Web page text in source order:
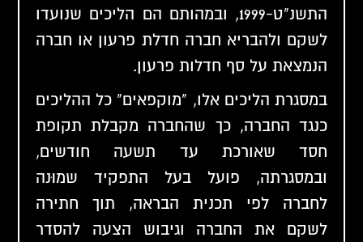
התשנ"ט-1999, ובמהותם הם הליכים שנועדו
לשקם ולהבריא חברה חדלת פרעון או חברה
הנמצאת על סף חדלות פרעון.
במסגרת הליכים אלו, "מוקפאים" כל ההליכים
כנגד החברה, כך שהחברה מקבלת תקופת
חסד שאורכת עד תשעה חודשים,
ובמסגרתה, פועל בעל התפקיד שמוּנה
לחברה לפי תכנית הבראה, תוך חתירה
לשקם את החברה וגיבוש הצעה להסדר